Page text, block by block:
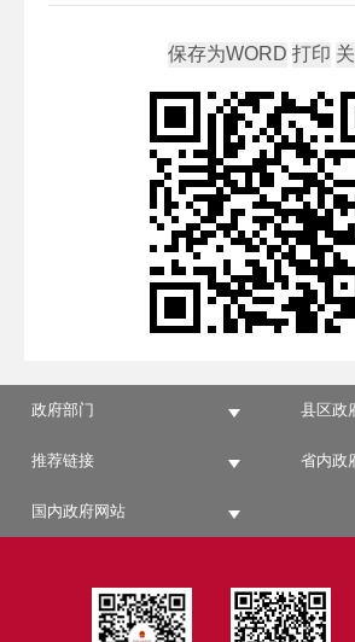
政府部门 县区政
推荐链接 省内政
国内政府网站